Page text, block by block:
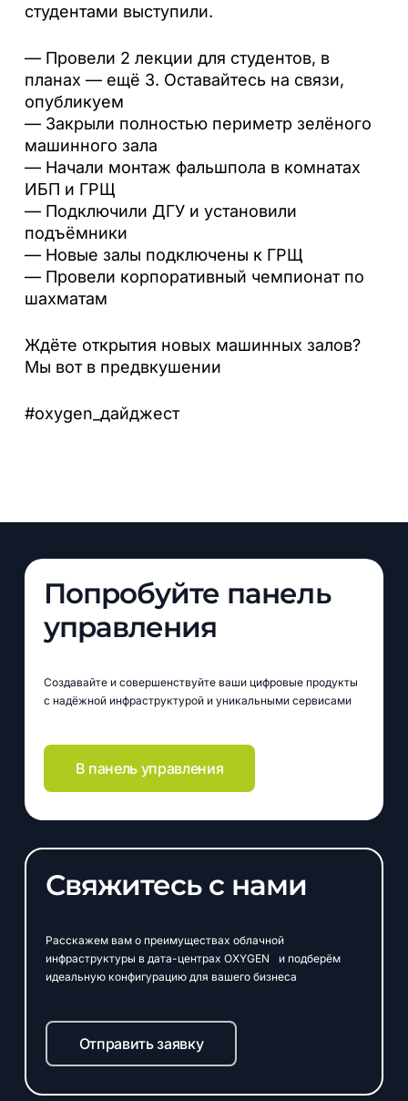
студентами выступили.
— Провели 2 лекции для студентов, в
планах — ещё 3. Оставайтесь на связи,
опубликуем
— Закрыли полностью периметр зелёного
машинного зала
— Начали монтаж фальшпола в комнатах
ИБП и ГРЩ
— Подключили ДГУ и установили
подъёмники
— Новые залы подключены к ГРЩ
— Провели корпоративный чемпионат по
шахматам
Ждёте открытия новых машинных залов?
Мы вот в предвкушении
#oxygen_дайджест
Попробуйте панель
управления
Создавайте и совершенствуйте ваши цифровые продукты
с надёжной инфраструктурой и уникальными сервисами
В панель управления
Свяжитесь с нами
Расскажем вам о преимуществах облачной
инфраструктуры в дата-центрах OXYGEN и подберём
идеальную конфигурацию для вашего бизнеса
Отправить заявку